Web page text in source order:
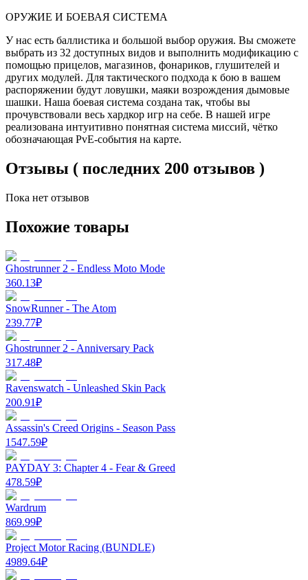
ОРУЖИЕ И БОЕВАЯ СИСТЕМА
У нас есть баллистика и большой выбор оружия. Вы сможете
выбрать из 32 доступных видов и выполнить модификацию с
помощью прицелов, магазинов, фонариков, глушителей и
других модулей. Для тактического подхода к бою в вашем
распоряжении будут ловушки, маяки возрождения дымовые
шашки. Наша боевая система создана так, чтобы вы
прочувствовали весь хардкор игр на себе. В нашей игре
реализована интуитивно понятная система миссий, чётко
обозначающая PvE-события на карте.
Отзывы ( последних 200 отзывов )
Пока нет отзывов
Похожие товары
Ghostrunner 2 - Endless Moto Mode
360.13₽
SnowRunner - The Atom
239.77₽
Ghostrunner 2 - Anniversary Pack
317.48₽
Ravenswatch - Unleashed Skin Pack
200.91₽
Assassin's Creed Origins - Season Pass
1547.59₽
PAYDAY 3: Chapter 4 - Fear & Greed
478.59₽
Wardrum
869.99₽
Project Motor Racing (BUNDLE)
4989.64₽